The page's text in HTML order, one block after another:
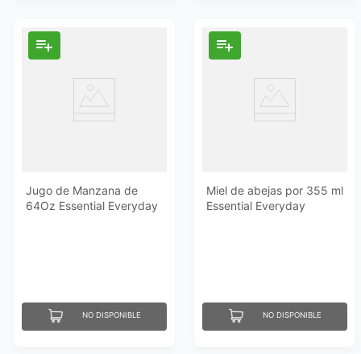
Jugo de Manzana de
64Oz Essential Everyday
NO DISPONIBLE
Miel de abejas por 355 ml
Essential Everyday
NO DISPONIBLE